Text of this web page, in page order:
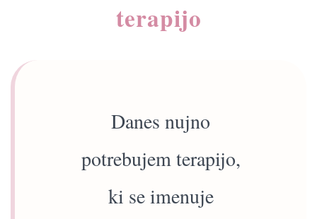
terapijo
Danes nujno
potrebujem terapijo,
ki se imenuje